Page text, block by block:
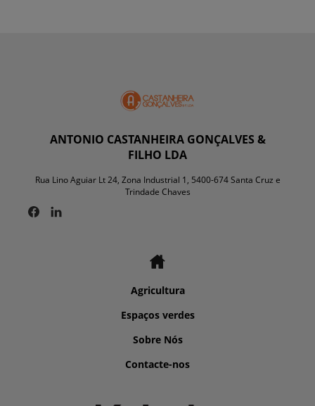
ANTONIO CASTANHEIRA GONÇALVES &
FILHO LDA
Rua Lino Aguiar Lt 24, Zona Industrial 1, 5400-674 Santa Cruz e
Trindade Chaves
Agricultura
Espaços verdes
Sobre Nós
Contacte-nos